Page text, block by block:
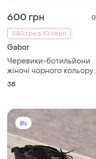
600 грн
0
540 грн з 10 серп
Gabor
Черевики-ботильйони
жіночі чорного кольору
gabor 38 розмір
38